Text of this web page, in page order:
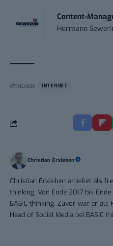
Content-
Hermann
THEMEN: INTERNET
Christian Erxleben
Christian Erxleben arbeitet als
thinking. Von Ende 2017 bis
BASIC thinking. Zuvor war er als
Head of Social Media bei BASIC